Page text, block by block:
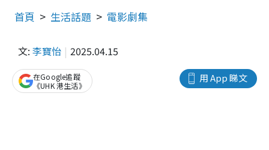
首頁 生活話題 電影劇集
文: 李寶怡 2025.04.15
用 App 睇文
在Google追蹤
《UHK 港生活》